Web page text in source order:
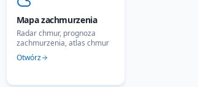
Mapa zachmurzenia
Radar chmur, prognoza
zachmurzenia, atlas chmur
Otwórz